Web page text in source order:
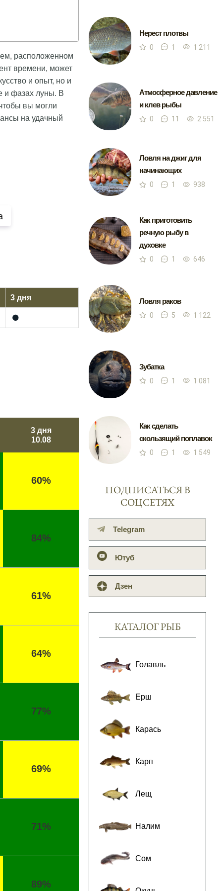
расположенном
времени, может
и опыт, но и
и фазах луны. В
вы могли
на удачный
3 дня
🌑
3 дня
10.08
60%
84%
61%
64%
77%
69%
71%
89%
Нерест плотвы
0 1 1 211
Атмосферное давление
и клев рыбы
0 11 2 551
Ловля на джиг для
начинающих
0 1 938
Как приготовить
речную рыбу в
духовке
0 1 646
Ловля раков
0 5 1 122
Зубатка
0 1 1 081
Как сделать
скользящий поплавок
0 1 1 549
ПОДПИСАТЬСЯ В
СОЦСЕТЯХ
Telegram
Ютуб
Дзен
КАТАЛОГ РЫБ
Голавль
Ерш
Карась
Карп
Лещ
Налим
Сом